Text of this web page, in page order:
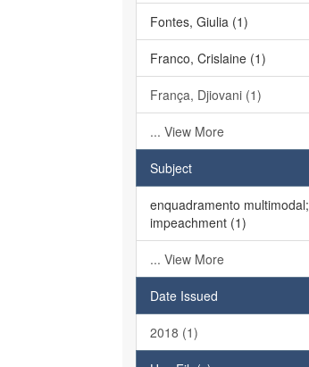
Fontes, Giulia (1)
Franco, Crislaine (1)
França, Djiovani (1)
... View More
Subject
enquadramento multimodal;
impeachment (1)
... View More
Date Issued
2018 (1)